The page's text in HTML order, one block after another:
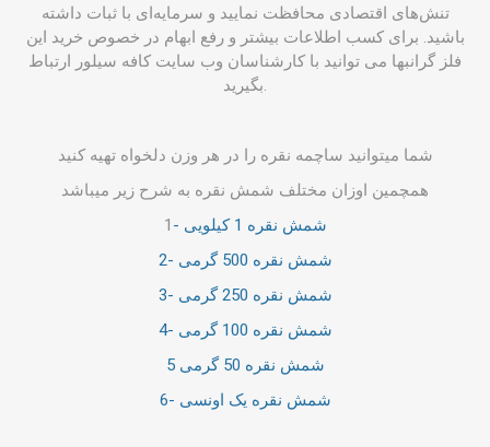
تنش‌های اقتصادی محافظت نمایید و سرمایه‌ای با ثبات داشته
باشید. برای کسب اطلاعات بیشتر و رفع ابهام در خصوص خرید این
فلز گرانبها می ‌توانید با کارشناسان وب سایت کافه سیلور ارتباط
شما میتوانید ساچمه نقره را در هر وزن دلخواه تهیه کنید
همچمین اوزان مختلف شمش نقره به شرح زیر میباشد
1
- شمش نقره 1 کیلویی
2- شمش نقره 500 گرمی
3- شمش نقره 250 گرمی
4- شمش نقره 100 گرمی
5 شمش نقره 50 گرمی
6- شمش نقره یک اونسی